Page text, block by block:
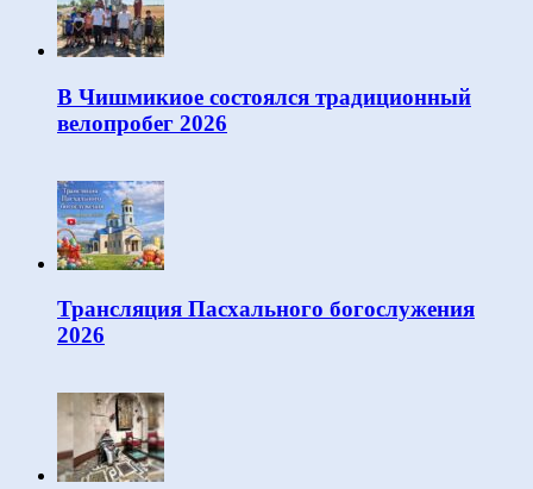
В Чишмикиое состоялся традиционный
велопробег 2026
Трансляция Пасхального богослужения
2026